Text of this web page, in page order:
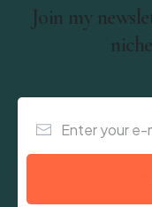
Join my